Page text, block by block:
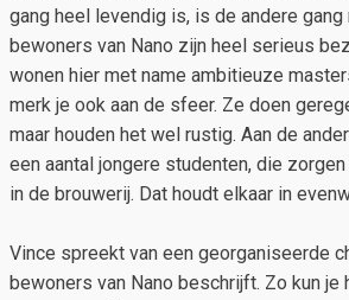
gang heel levendig is, is de andere gang
bewoners van Nano zijn heel serieus
wonen hier met name ambitieuze
merk je ook aan de sfeer. Ze doen
maar houden het wel rustig. Aan de
een aantal jongere studenten, die
in de brouwerij. Dat houdt elkaar in
Vince spreekt van een georganiseerde
bewoners van Nano beschrijft. Zo kun je